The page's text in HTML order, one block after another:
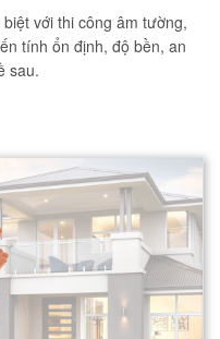
với thi công âm tường,
tính ổn định, độ bền, an
sau.